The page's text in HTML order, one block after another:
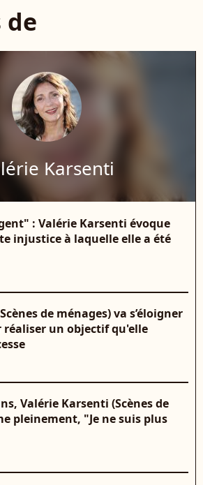
de
Karsenti
: Valérie Karsenti évoque
injustice à laquelle elle a été
de ménages) va s’éloigner
réaliser un objectif qu'elle
Valérie Karsenti (Scènes de
pleinement, "Je ne suis plus